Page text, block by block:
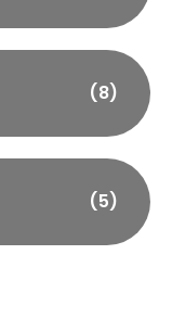
(8)
(5)